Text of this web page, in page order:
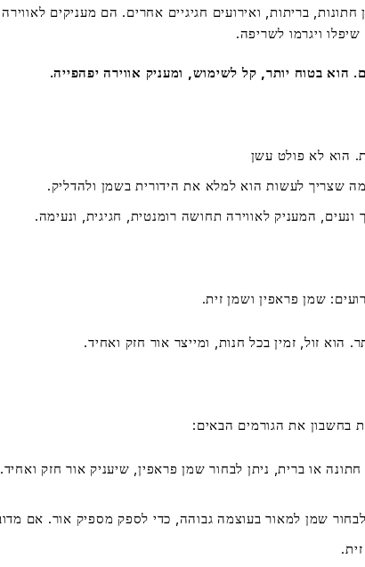
חתונות, בריתות, ואירועים חגיגיים אחרים. הם מעניקים
ויגרמו לשריפה.
הוא בטוח יותר, קל לשימוש, ומעניק אווירה יפהפייה.
הוא לא פולט עשן
שצריך לעשות הוא למלא את הידורית בשמן ולהדליק.
ונעים, המעניק לאווירה תחושה רומנטית, חגיגית, ונעימה.
שמן פראפין ושמן זית.
הוא זול, זמין בכל חנות, ומייצר אור חזק ואחיד.
בחשבון את הגורמים הבאים:
חתונה או ברית, ניתן לבחור שמן פראפין, שיעניק אור חזק
שמן למאור בעוצמה גבוהה, כדי לספק מספיק אור. אם